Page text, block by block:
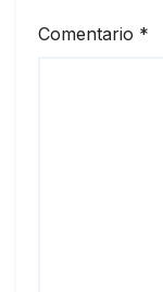
Comentario *